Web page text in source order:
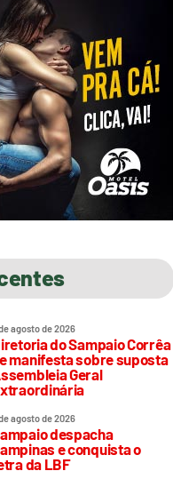
agosto de 2026
do Sampaio Corrêa
manifesta sobre suposta
Geral
agosto de 2026
despacha
e conquista o
da LBF